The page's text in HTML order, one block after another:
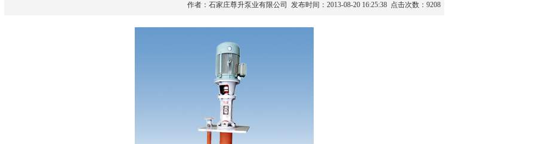
作者：石家庄尊升泵业有限公司 发布时间：2013-08-20 16:25:38 点击次数：9208